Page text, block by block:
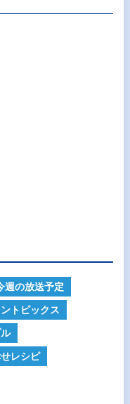
週の放送予定
トピックス
レシピ